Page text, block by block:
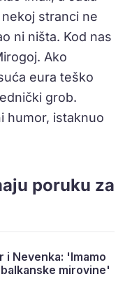
stranci ne
ni ništa. Kod nas
Ako
eura teško
grob.
humor, istaknuo
poruku za
i Nevenka: 'Imamo
mirovine'